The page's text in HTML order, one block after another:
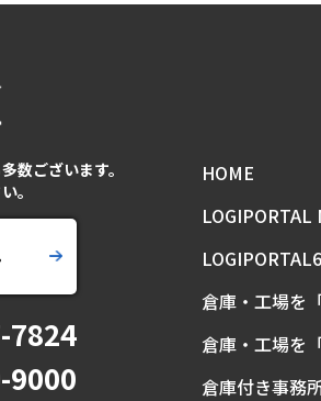
数ございます。
。
7824
9000
HOME
LOGIPORTAL
倉庫・工場を
倉庫・工場を
倉庫付き事務